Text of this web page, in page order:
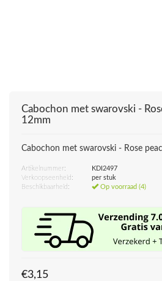
Cabochon met swarovski -
12mm
Cabochon met swarovski - Rose
Artikelnummer:
KDI2497
Verkoopseenheid:
per stuk
Beschikbaarheid:
Op voorraad (4)
€3,15